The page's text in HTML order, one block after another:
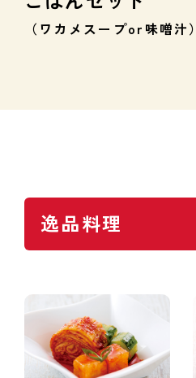
（ワカメスープor味噌汁）
逸品料理